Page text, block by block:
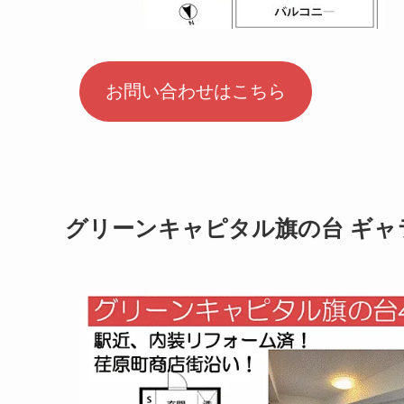
お問い合わせはこちら
グリーンキャピタル旗の台 ギャ